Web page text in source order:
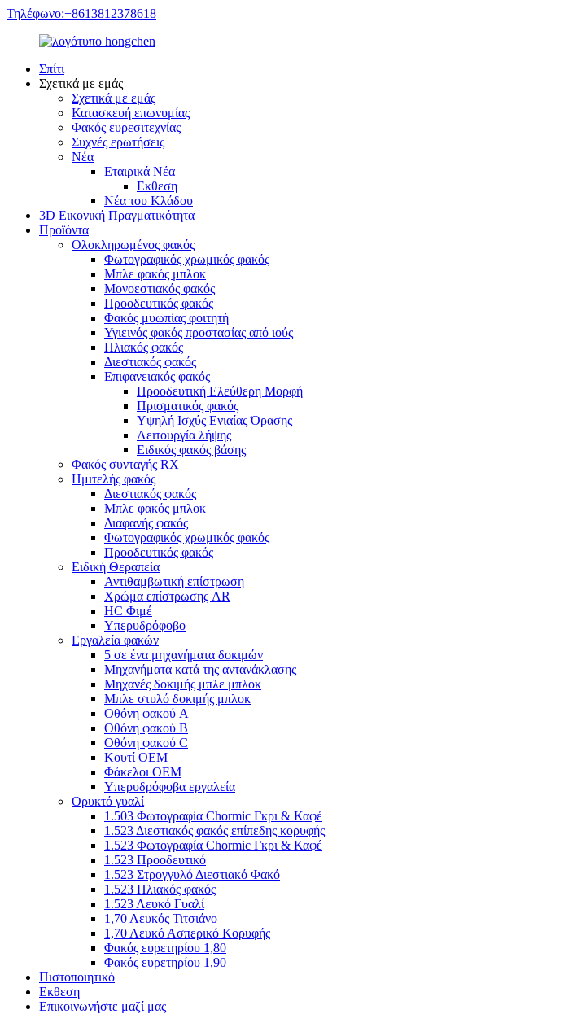
Τηλέφωνο:+8613812378618
Σπίτι
Σχετικά με εμάς
Σχετικά με εμάς
Κατασκευή επωνυμίας
Φακός ευρεσιτεχνίας
Συχνές ερωτήσεις
Νέα
Εταιρικά Νέα
Εκθεση
Νέα του Κλάδου
3D Εικονική Πραγματικότητα
Προϊόντα
Ολοκληρωμένος φακός
Φωτογραφικός χρωμικός φακός
Μπλε φακός μπλοκ
Μονοεστιακός φακός
Προοδευτικός φακός
Φακός μυωπίας φοιτητή
Υγιεινός φακός προστασίας από ιούς
Ηλιακός φακός
Διεστιακός φακός
Επιφανειακός φακός
Προοδευτική Ελεύθερη Μορφή
Πρισματικός φακός
Υψηλή Ισχύς Ενιαίας Όρασης
Λειτουργία λήψης
Ειδικός φακός βάσης
Φακός συνταγής RX
Ημιτελής φακός
Διεστιακός φακός
Μπλε φακός μπλοκ
Διαφανής φακός
Φωτογραφικός χρωμικός φακός
Προοδευτικός φακός
Ειδική Θεραπεία
Αντιθαμβωτική επίστρωση
Χρώμα επίστρωσης AR
HC Φιμέ
Υπερυδρόφοβο
Εργαλεία φακών
5 σε ένα μηχανήματα δοκιμών
Μηχανήματα κατά της αντανάκλασης
Μηχανές δοκιμής μπλε μπλοκ
Μπλε στυλό δοκιμής μπλοκ
Οθόνη φακού A
Οθόνη φακού Β
Οθόνη φακού C
Κουτί OEM
Φάκελοι OEM
Υπερυδρόφοβα εργαλεία
Ορυκτό γυαλί
1.503 Φωτογραφία Chormic Γκρι & Καφέ
1.523 Διεστιακός φακός επίπεδης κορυφής
1.523 Φωτογραφία Chormic Γκρι & Καφέ
1.523 Προοδευτικό
1.523 Στρογγυλό Διεστιακό Φακό
1.523 Ηλιακός φακός
1.523 Λευκό Γυαλί
1,70 Λευκός Τιτσιάνο
1,70 Λευκό Ασπερικό Κορυφής
Φακός ευρετηρίου 1,80
Φακός ευρετηρίου 1,90
Πιστοποιητικό
Εκθεση
Επικοινωνήστε μαζί μας